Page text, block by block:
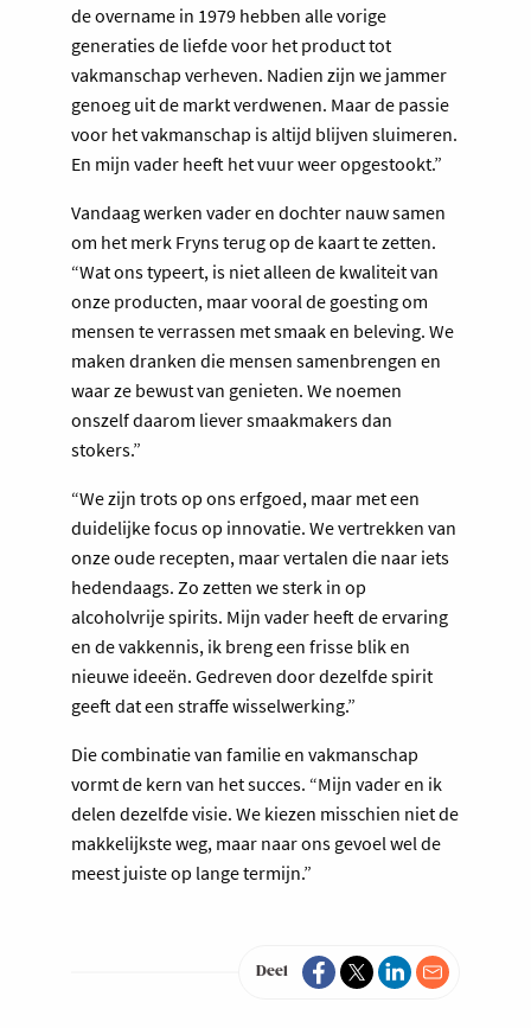
de overname in 1979 hebben alle vorige
generaties de liefde voor het product tot
vakmanschap verheven. Nadien zijn we jammer
genoeg uit de markt verdwenen. Maar de passie
voor het vakmanschap is altijd blijven sluimeren.
En mijn vader heeft het vuur weer opgestookt.”
Vandaag werken vader en dochter nauw samen
om het merk Fryns terug op de kaart te zetten.
“Wat ons typeert, is niet alleen de kwaliteit van
onze producten, maar vooral de goesting om
mensen te verrassen met smaak en beleving. We
maken dranken die mensen samenbrengen en
waar ze bewust van genieten. We noemen
onszelf daarom liever smaakmakers dan
stokers.”
“We zijn trots op ons erfgoed, maar met een
duidelijke focus op innovatie. We vertrekken van
onze oude recepten, maar vertalen die naar iets
hedendaags. Zo zetten we sterk in op
alcoholvrije spirits. Mijn vader heeft de ervaring
en de vakkennis, ik breng een frisse blik en
nieuwe ideeën. Gedreven door dezelfde spirit
geeft dat een straffe wisselwerking.”
Die combinatie van familie en vakmanschap
vormt de kern van het succes. “Mijn vader en ik
delen dezelfde visie. We kiezen misschien niet de
makkelijkste weg, maar naar ons gevoel wel de
meest juiste op lange termijn.”
Deel